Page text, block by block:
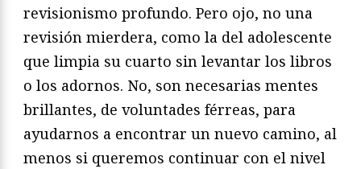
revisionismo profundo. Pero ojo, no una
revisión mierdera, como la del adolescente
que limpia su cuarto sin levantar los libros
o los adornos. No, son necesarias mentes
brillantes, de voluntades férreas, para
ayudarnos a encontrar un nuevo camino, al
menos si queremos continuar con el nivel